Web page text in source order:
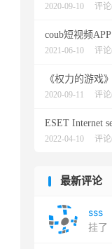
2020-09-10 评
coub短视频
2021-06-10 评
《权力的游戏
2020-09-11 评
ESET Internet
2022-04-10 评
最新评论
sss
挂了